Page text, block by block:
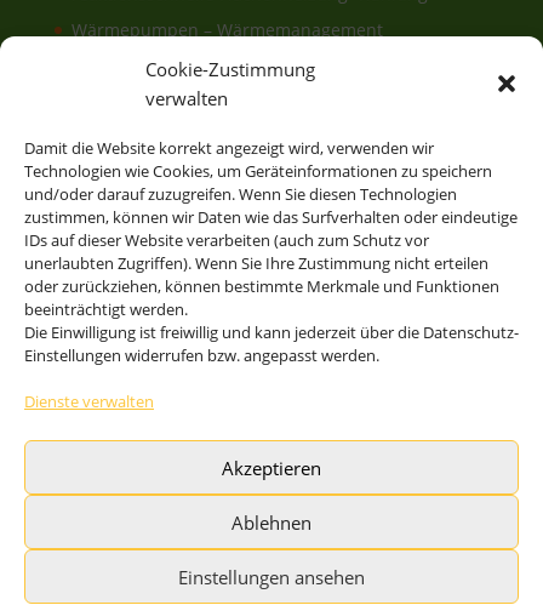
Cookie-Zustimmung
verwalten
Damit die Website korrekt angezeigt wird, verwenden wir
Technologien wie Cookies, um Geräteinformationen zu speichern
und/oder darauf zuzugreifen. Wenn Sie diesen Technologien
zustimmen, können wir Daten wie das Surfverhalten oder eindeutige
IDs auf dieser Website verarbeiten (auch zum Schutz vor
unerlaubten Zugriffen). Wenn Sie Ihre Zustimmung nicht erteilen
oder zurückziehen, können bestimmte Merkmale und Funktionen
beeinträchtigt werden.
Die Einwilligung ist freiwillig und kann jederzeit über die Datenschutz-
Einstellungen widerrufen bzw. angepasst werden.
Dienste verwalten
Akzeptieren
Ablehnen
Einstellungen ansehen
Wärmepumpen – Wärmemanagement
Elektronisches & hydraulisches
Energiemanagement
EisSpeicher
Erdwärmeanlage
res-Energiesysteme für Gebäude und Schwimmbäder
res-solSupport bivalent plus WP
res-solAutark terra / ice
res-solAutark air Luft-WP
Solare Schwimmbadheizung CO2-frei res-solAutark
Pool